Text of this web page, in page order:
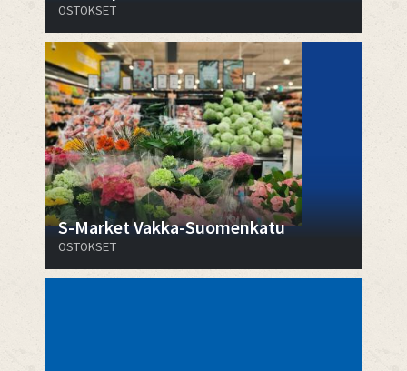
OSTOKSET
S-Market Vakka-Suomenkatu
OSTOKSET